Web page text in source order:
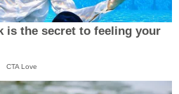
is the secret to feeling your
CTA Love